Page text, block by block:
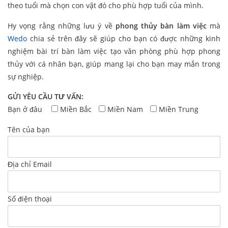
theo tuổi mà chọn con vật đó cho phù hợp tuổi của mình.
Hy vọng rằng những lưu ý về phong thủy bàn làm việcmà
Wedo chia sẻ trên đây sẽ giúp cho bạn có được những kinh
nghiệm bài trí bàn làm việc tạo văn phòng phù hợp phong
thủy với cá nhân bạn, giúp mang lại cho bạn may mắn trong
sự nghiệp.
GỬI YÊU CẦU TƯ VẤN:
Bạn ở đâu
Miền Bắc Miền Nam Miền Trung
Tên của bạn
Địa chỉ Email
Số điện thoại